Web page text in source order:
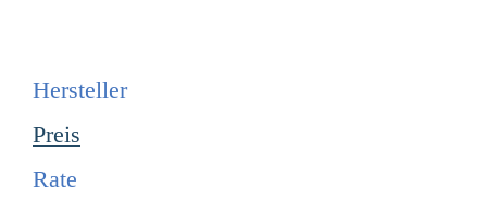
Hersteller
Preis
Rate